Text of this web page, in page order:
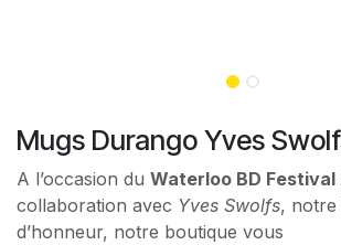
Mugs Durango Yves
A l’occasion du Waterloo BD Festival
collaboration avec Yves Swolfs, notre
d’honneur, notre boutique vous